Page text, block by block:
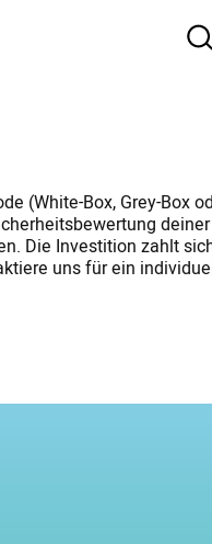
(White-Box, Grey-Box
Die Investition zahlt
uns für ein